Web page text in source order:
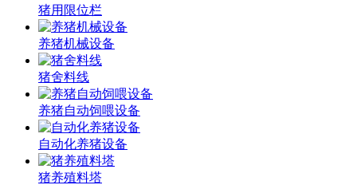
猪用限位栏
养猪机械设备
猪舍料线
养猪自动饲喂设备
自动化养猪设备
猪养殖料塔